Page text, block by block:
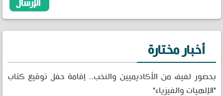
أخبار مختارة
بحضور لفيف من الأكاديميين والنخب.. إقامة حفل توقيع كتاب
"الإلهيات والفيزياء"